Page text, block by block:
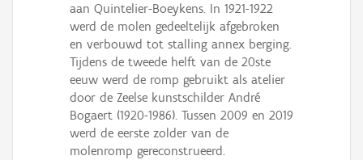
aan Quintelier-Boeykens. In 1921-1922
werd de molen gedeeltelijk afgebroken
en verbouwd tot stalling annex berging.
Tijdens de tweede helft van de 20ste
eeuw werd de romp gebruikt als atelier
door de Zeelse kunstschilder André
Bogaert (1920-1986). Tussen 2009 en 2019
werd de eerste zolder van de
molenromp gereconstrueerd.